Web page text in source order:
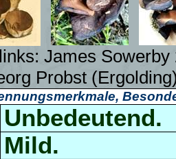
James
Probst
Unbedeutend.
Mild.